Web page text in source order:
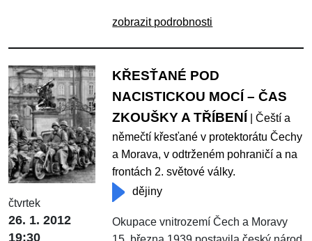
zobrazit podrobnosti
čtvrtek
26. 1. 2012
19:30
KŘESŤANÉ POD
NACISTICKOU MOCÍ – ČAS
ZKOUŠKY A TŘÍBENÍ | Čeští a
němečtí křesťané v protektorátu Čechy
a Morava, v odtrženém pohraničí a na
frontách 2. světové války.
dějiny
Okupace vnitrozemí Čech a Moravy